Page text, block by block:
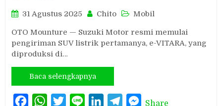
31 Agustus 2025 Chito Mobil
OTO Mounture — Suzuki Motor resmi memulai
pengiriman SUV listrik pertamanya, e-VITARA, yang
diproduksi di…
Baca selengkapnya
FacebookWhatsAppTwitterLine LinkedInTelegramMessenger
Share